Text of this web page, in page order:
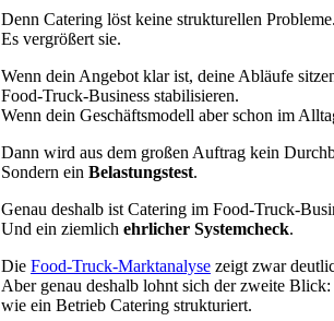
Denn Catering löst keine strukturellen Probleme.
Es vergrößert sie.
Wenn dein Angebot klar ist, deine Abläufe
Food-Truck-Business stabilisieren.
Wenn dein Geschäftsmodell aber schon im
Dann wird aus dem großen Auftrag kein
Sondern ein Belastungstest.
Genau deshalb ist Catering im Food-Truck-
Und ein ziemlich ehrlicher Systemcheck.
Die Food-Truck-Marktanalyse zeigt zwar
Aber genau deshalb lohnt sich der zweite
wie ein Betrieb Catering strukturiert.